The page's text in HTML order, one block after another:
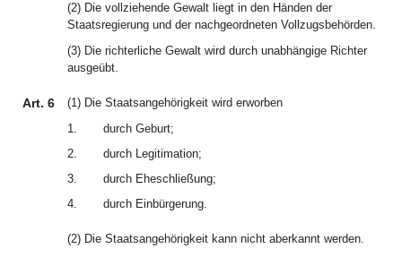
(2) Die vollziehende Gewalt liegt in den Händen der
Staatsregierung und der nachgeordneten Vollzugsbehörden.
(3) Die richterliche Gewalt wird durch unabhängige Richter
ausgeübt.
Art. 6
(1) Die Staatsangehörigkeit wird erworben
1.
durch Geburt;
2.
durch Legitimation;
3.
durch Eheschließung;
4.
durch Einbürgerung.
(2) Die Staatsangehörigkeit kann nicht aberkannt werden.